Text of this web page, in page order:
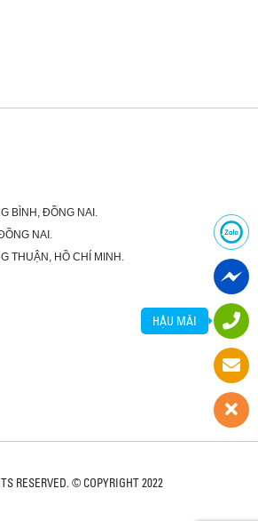
BÌNH, ĐỒNG NAI.
NAI.
THUẬN, HỒ CHÍ MINH.
RESERVED. © COPYRIGHT 2022
HẬU MÃI